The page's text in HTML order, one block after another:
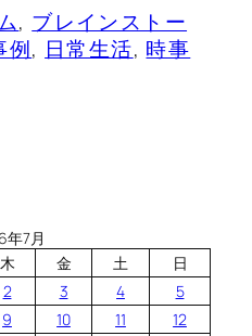
, ブレインストー
例, 日常生活, 時事
年7月
木 金 土
日
2 3 4
5
9 10 11
12